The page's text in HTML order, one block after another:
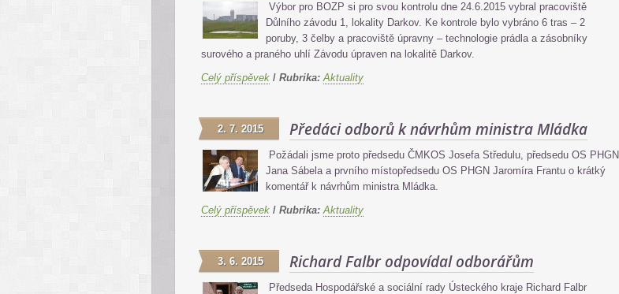
Výbor pro BOZP si pro svou kontrolu dne 24.6.2015 vybral pracoviště
Důlního závodu 1, lokality Darkov. Ke kontrole bylo vybráno 6 tras – 2
poruby, 3 čelby a pracoviště úpravny – technologie prádla a zásobníky
surového a praného uhlí Závodu úpraven na lokalitě Darkov.
Celý příspěvek / Rubrika: Aktuality
Předáci odborů k návrhům ministra Mládka
2. 7. 2015
Požádali jsme proto předsedu ČMKOS Josefa Středulu, předsedu OS PHGN
Jana Sábela a prvního místopředsedu OS PHGN Jaromíra Frantu o krátký
komentář k návrhům ministra Mládka.
Celý příspěvek / Rubrika: Aktuality
Richard Falbr odpovídal odborářům
3. 6. 2015
Předseda Hospodářské a sociální rady Ústeckého kraje Richard Falbr